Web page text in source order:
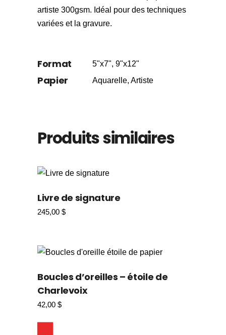
artiste 300gsm. Idéal pour des techniques
variées et la gravure.
Format 5"x7", 9"x12"
Papier Aquarelle, Artiste
Produits similaires
Livre de signature
245,00 $
Boucles d’oreilles – étoile de
Charlevoix
42,00 $